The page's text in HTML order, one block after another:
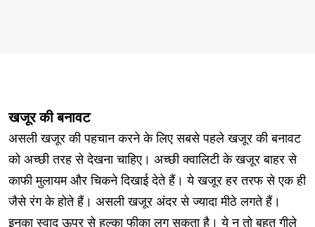
खजूर की बनावट
असली खजूर की पहचान करने के लिए सबसे पहले खजूर की बनावट
को अच्छी तरह से देखना चाहिए। अच्छी क्वालिटी के खजूर बाहर से
काफी मुलायम और चिकने दिखाई देते हैं। ये खजूर हर तरफ से एक ही
जैसे रंग के होते हैं। असली खजूर अंदर से ज्यादा मीठे लगते हैं।
इनका स्वाद ऊपर से हल्का फीका लग सकता है। ये न तो बहुत गीले